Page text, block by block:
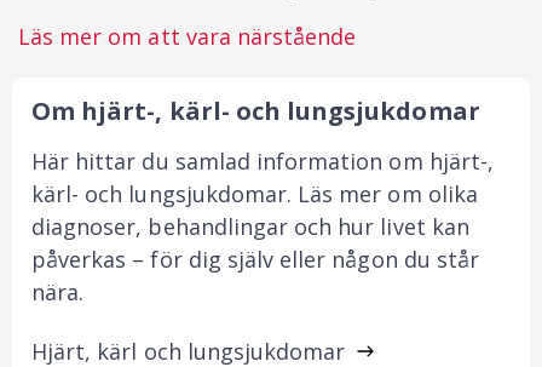
Läs mer om att vara närstående
Om hjärt-, kärl- och lungsjukdomar
Här hittar du samlad information om hjärt-,
kärl- och lungsjukdomar. Läs mer om olika
diagnoser, behandlingar och hur livet kan
påverkas – för dig själv eller någon du står
nära.
Hjärt, kärl och lungsjukdomar